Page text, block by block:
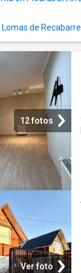
de
12 fotos
Ver foto